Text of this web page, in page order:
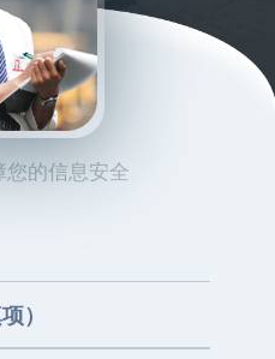
的信息安全